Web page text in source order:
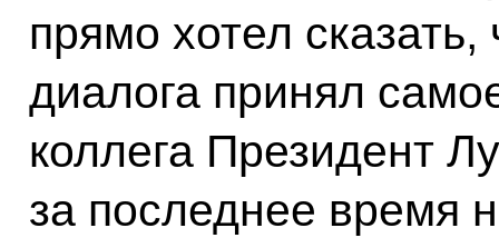
прямо хотел сказать,
диалога принял
коллега Президент
за последнее время